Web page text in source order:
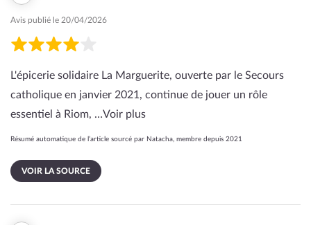
Avis publié le 20/04/2026
L'épicerie solidaire La Marguerite, ouverte par le Secours
catholique en janvier 2021, continue de jouer un rôle
essentiel à Riom, …Voir plus
Résumé automatique de l’article sourcé par Natacha, membre depuis 2021
VOIR LA SOURCE